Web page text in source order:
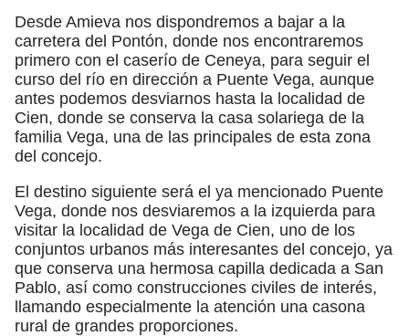
Desde Amieva nos dispondremos a bajar a la
carretera del Pontón, donde nos encontraremos
primero con el caserío de Ceneya, para seguir el
curso del río en dirección a Puente Vega, aunque
antes podemos desviarnos hasta la localidad de
Cien, donde se conserva la casa solariega de la
familia Vega, una de las principales de esta zona
del concejo.
El destino siguiente será el ya mencionado Puente
Vega, donde nos desviaremos a la izquierda para
visitar la localidad de Vega de Cien, uno de los
conjuntos urbanos más interesantes del concejo, ya
que conserva una hermosa capilla dedicada a San
Pablo, así como construcciones civiles de interés,
llamando especialmente la atención una casona
rural de grandes proporciones.